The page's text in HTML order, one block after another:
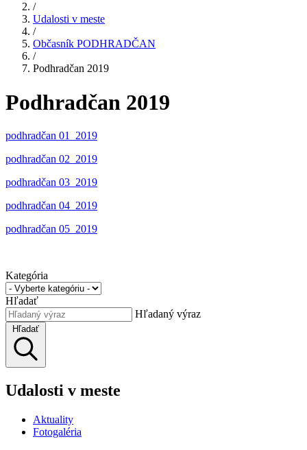
/
Udalosti v meste
/
Občasník PODHRADČAN
/
Podhradčan 2019
Podhradčan 2019
podhradčan 01_2019
podhradčan 02_2019
podhradčan 03_2019
podhradčan 04_2019
podhradčan 05_2019
Kategória
Hľadať
Hľadaný výraz
Hľadať
Udalosti v meste
Aktuality
Fotogaléria